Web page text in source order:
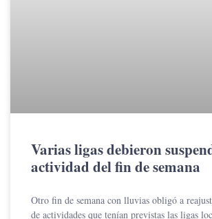
Varias ligas debieron
actividad del fin de semana
Otro fin de semana con lluvias obligó a
de actividades que tenían previstas las ligas